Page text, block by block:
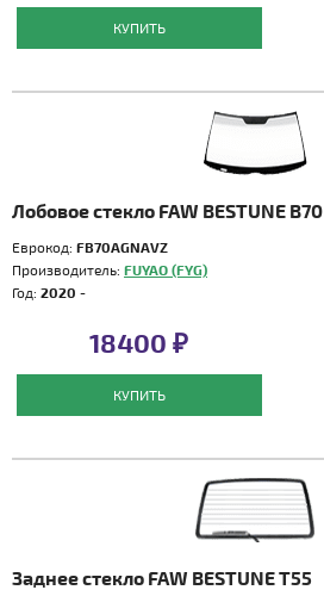
КУПИТЬ
Лобовое стекло FAW BESTUNE B70
Еврокод: FB70AGNAVZ
Производитель: FUYAO (FYG)
Год: 2020 -
18400 ₽
КУПИТЬ
Заднее стекло FAW BESTUNE T55